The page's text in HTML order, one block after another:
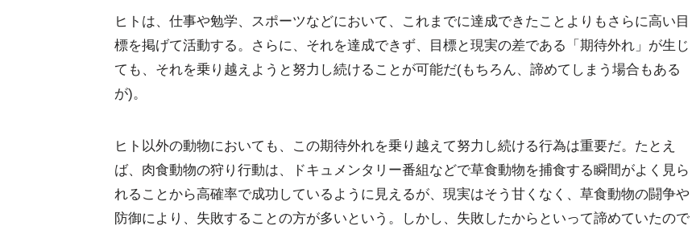
ヒトは、仕事や勉学、スポーツなどにおいて、これまでに達成できたことよりもさらに高い目
標を掲げて活動する。さらに、それを達成できず、目標と現実の差である「期待外れ」が生じ
ても、それを乗り越えようと努力し続けることが可能だ(もちろん、諦めてしまう場合もある
が)。
ヒト以外の動物においても、この期待外れを乗り越えて努力し続ける行為は重要だ。たとえ
ば、肉食動物の狩り行動は、ドキュメンタリー番組などで草食動物を捕食する瞬間がよく見ら
れることから高確率で成功しているように見えるが、現実はそう甘くなく、草食動物の闘争や
防御により、失敗することの方が多いという。しかし、失敗したからといって諦めていたので